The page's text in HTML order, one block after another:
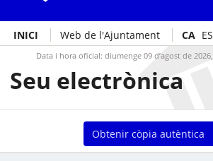
INICI Web de l'Ajuntament CA ES
Data i hora oficial: diumenge 09 d’agost de 2026,
Seu electrònica
Obtenir còpia autèntica